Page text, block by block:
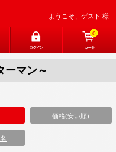
ようこそ、ゲスト 様
0
ーマン～
価格(安い順)